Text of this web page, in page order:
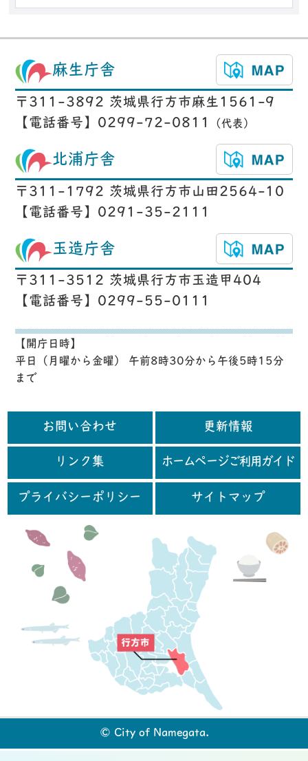
麻生庁舎
〒311-3892 茨城県行方市麻生1561-9
【電話番号】0299-72-0811
（代表）
北浦庁舎
〒311-1792 茨城県行方市山田2564-10
【電話番号】0291-35-2111
玉造庁舎
〒311-3512 茨城県行方市玉造甲404
【電話番号】0299-55-0111
【開庁日時】
平日（月曜から金曜） 午前8時30分から午後5時15分
まで
お問い合わせ 更新情報
リンク集 ホームページご利用ガイド
プライバシーポリシー サイトマップ
© City of Namegata.